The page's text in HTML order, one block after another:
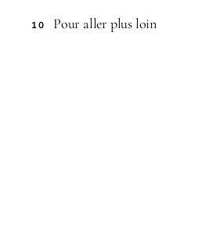
10 Pour aller plus loin